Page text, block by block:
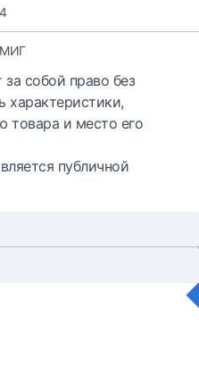
4
МИГ
собой право без
характеристики,
товара и место его
публичной